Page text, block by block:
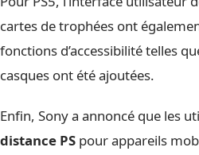
cartes de trophées ont
fonctions d’accessibilité telles
casques ont été ajoutées.
Enfin, Sony a annoncé que les
distance PS pour appareils